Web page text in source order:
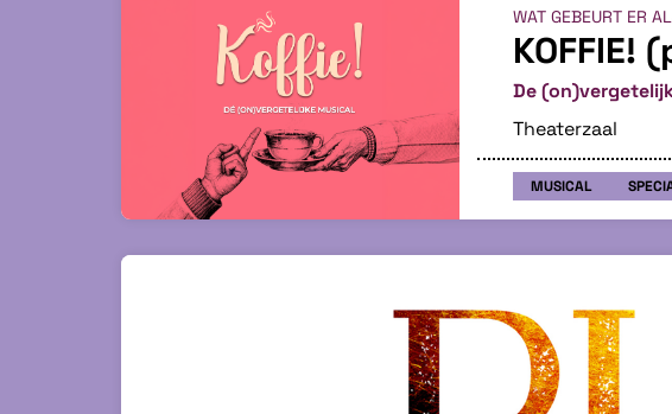
KOFFIE!
De
WAT GEBEURT ER
Theaterzaal
MUSICAL